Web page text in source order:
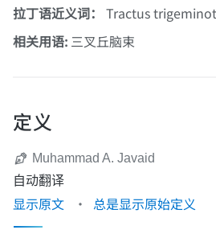
拉丁语近义词： Tractus
相关用语: 三叉丘脑束
定义
Muhammad A. Javaid
自动翻译
显示原文 总是显示原始定义